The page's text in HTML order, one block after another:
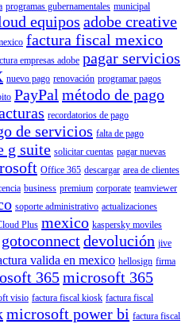
programas gubernamentales municipal
equipos adobe creative
factura fiscal mexico
empresas adobe pagar servicios
nuevo pago renovación programar pagos
PayPal método de pago
recordatorios de pago
de servicios falta de pago
g suite solicitar cuentas pagar nuevas
Office 365 descargar area de clientes
business premium corporate teamviewer
soporte administrativo actualizaciones
Plus mexico kaspersky moviles
gotoconnectdevolución jive
valida en mexico hellosign firma
365microsoft 365
visio factura fiscal kiosk factura fiscal
microsoft power bi factura fiscal